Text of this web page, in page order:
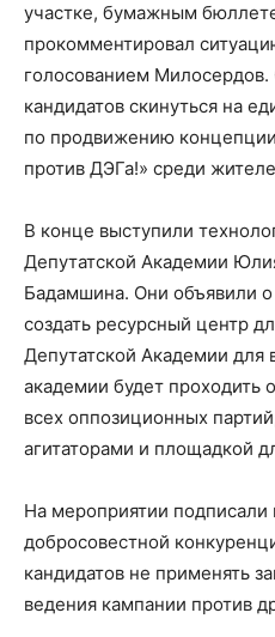
участке, бумажным
прокомментировал
голосованием Милосердов.
кандидатов скинуться на
по продвижению
против ДЭГа!» среди
В конце выступили
Депутатской Академии
Бадамшина. Они объявили
создать ресурсный центр
Депутатской Академии для
академии будет проходить
всех оппозиционных
агитаторами и площадкой
На мероприятии
добросовестной
кандидатов не применять
ведения кампании против